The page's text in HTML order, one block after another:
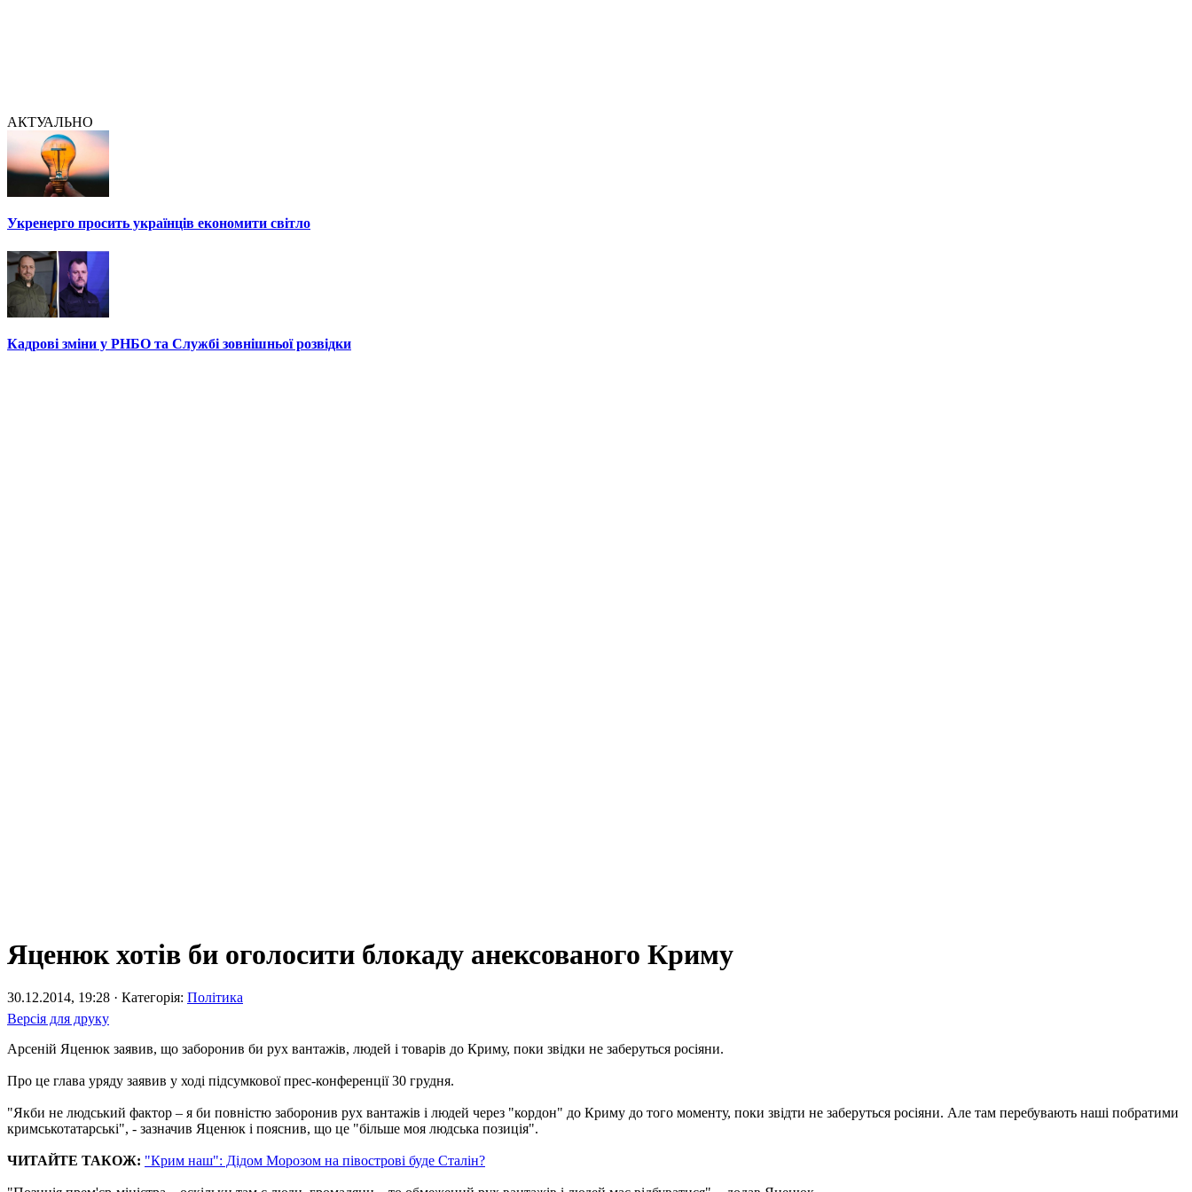
АКТУАЛЬНО
Укренерго просить українців економити світло
Кадрові зміни у РНБО та Службі зовнішньої розвідки
Яценюк хотів би оголосити блокаду анексованого Криму
30.12.2014, 19:28 · Категорія: Політика
Версія для друку
Арсеній Яценюк заявив, що заборонив би рух вантажів, людей і товарів до Криму, поки звідки не заберуться росіяни.
Про це глава уряду заявив у ході підсумкової прес-конференції 30 грудня.
"Якби не людський фактор – я би повністю заборонив рух вантажів і людей через "кордон" до Криму до того моменту, поки звідти не заберуться росіяни. Але там перебувають наші побратими
кримськотатарські", - зазначив Яценюк і пояснив, що це "більше моя людська позиція".
ЧИТАЙТЕ ТАКОЖ: "Крим наш": Дідом Морозом на півострові буде Сталін?